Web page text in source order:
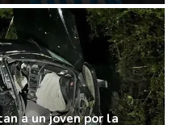
a un joven por la